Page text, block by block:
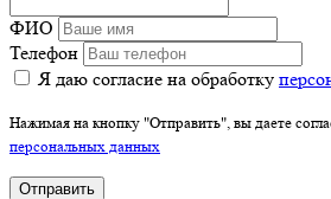
ФИО
Телефон
Я даю согласие на обработку
Нажимая на кнопку "Отправить", вы даете
персональных данных
Отправить